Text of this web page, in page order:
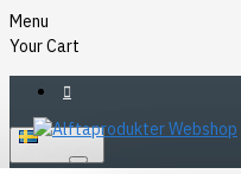
Menu
Your Cart